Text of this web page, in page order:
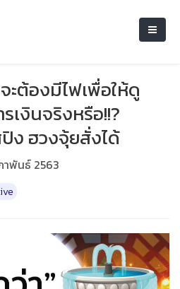
ะต้องมีไฟเพื่อให้ดู
เงินจริงหรือ!!?
ง ฮวงจุ้ยสั่งได้
พันธ์ 2563